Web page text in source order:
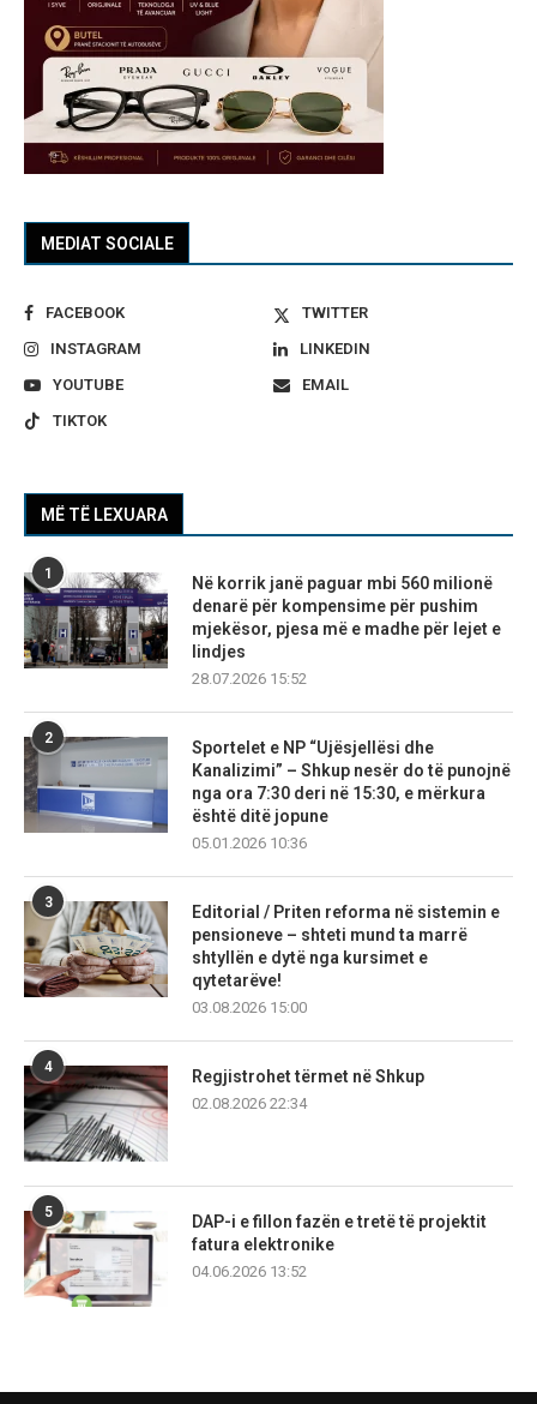
MEDIAT SOCIALE
FACEBOOK
TWITTER
INSTAGRAM
LINKEDIN
YOUTUBE
EMAIL
TIKTOK
MË TË LEXUARA
1
Në korrik janë paguar mbi 560 milionë
denarë për kompensime për pushim
mjekësor, pjesa më e madhe për lejet e
lindjes
28.07.2026 15:52
2
Sportelet e NP “Ujësjellësi dhe
Kanalizimi” – Shkup nesër do të punojnë
nga ora 7:30 deri në 15:30, e mërkura
është ditë jopune
05.01.2026 10:36
3
Editorial / Priten reforma në sistemin e
pensioneve – shteti mund ta marrë
shtyllën e dytë nga kursimet e
qytetarëve!
03.08.2026 15:00
4
Regjistrohet tërmet në Shkup
02.08.2026 22:34
5
DAP-i e fillon fazën e tretë të projektit
fatura elektronike
04.06.2026 13:52